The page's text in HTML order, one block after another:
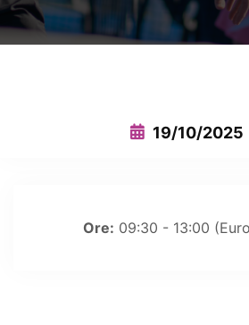
19/10/2025
Ore: 09:30 - 13:00